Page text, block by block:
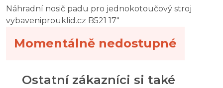
Náhradní nosič padu pro jednokotoučový stroj
vybaveniprouklid.cz B521 17"
Momentálně nedostupné
Ostatní zákazníci si také